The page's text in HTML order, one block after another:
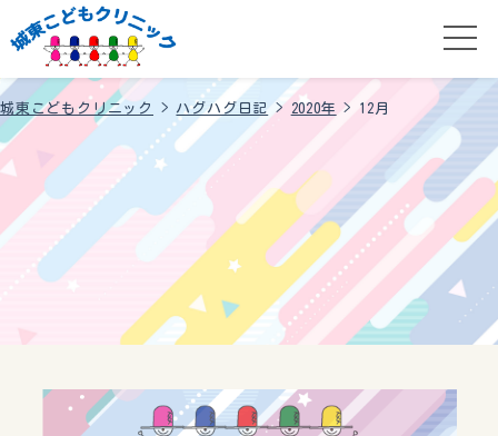
城東こどもクリニック > ハグハグ日記> 2020年 > 12月